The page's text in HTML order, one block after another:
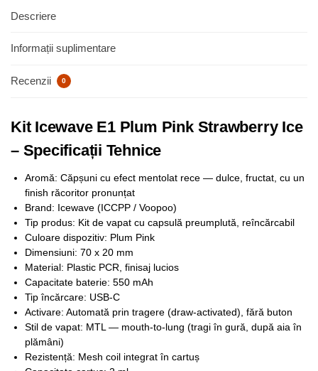
Descriere
Informații suplimentare
Recenzii 0
Kit Icewave E1 Plum Pink Strawberry Ice
– Specificații Tehnice
Aromă: Căpșuni cu efect mentolat rece — dulce, fructat, cu un
finish răcoritor pronunțat
Brand: Icewave (ICCPP / Voopoo)
Tip produs: Kit de vapat cu capsulă preumplută, reîncărcabil
Culoare dispozitiv: Plum Pink
Dimensiuni: 70 x 20 mm
Material: Plastic PCR, finisaj lucios
Capacitate baterie: 550 mAh
Tip încărcare: USB-C
Activare: Automată prin tragere (draw-activated), fără buton
Stil de vapat: MTL — mouth-to-lung (tragi în gură, după aia în
plămâni)
Rezistență: Mesh coil integrat în cartuș